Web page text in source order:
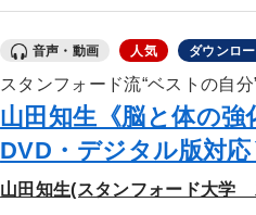
音声・動画 人気 ダウンロ
スタンフォード流“ベストの
山田知生《脳と体の強
DVD・デジタル版対応
山田知生(スタンフォード大学